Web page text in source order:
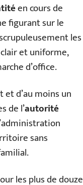
en cours de
figurant sur le
les
et uniforme,
d’office.
d’au moins un
de l’autorité
sans
les plus de douze